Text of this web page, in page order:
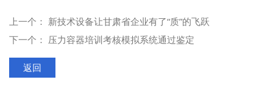
上一个： 新技术设备让甘肃省企业有了“质”的飞跃
下一个： 压力容器培训考核模拟系统通过鉴定
返回